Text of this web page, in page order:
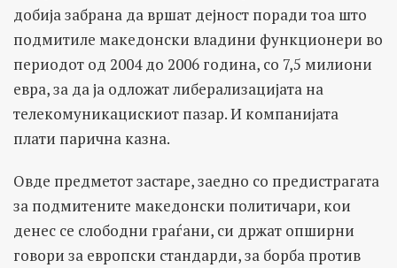
добија забрана да вршат дејност поради тоа што
подмитиле македонски владини функционери во
периодот од 2004 до 2006 година, со 7,5 милиони
евра, за да ја одложат либерализацијата на
телекомуникацискиот пазар. И компанијата
плати парична казна.
Овде предметот застаре, заедно со предистрагата
за подмитените македонски политичари, кои
денес се слободни граѓани, си држат опширни
говори за европски стандарди, за борба против